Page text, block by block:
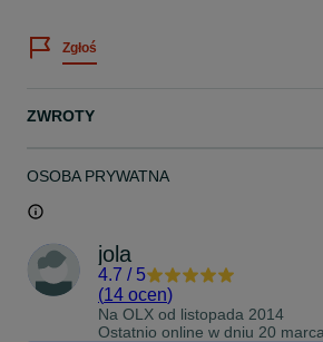
Zgłoś
ZWROTY
OSOBA PRYWATNA
jola
4.7 / 5
(14 ocen)
Na OLX od listopada 2014
Ostatnio online w dniu 20